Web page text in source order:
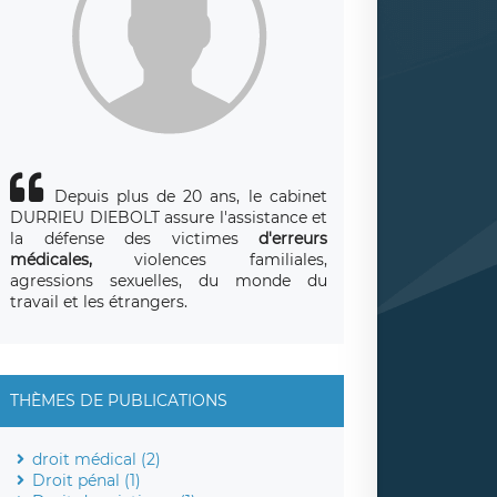
Depuis plus de 20 ans, le cabinet
DURRIEU DIEBOLT assure l'assistance et
la défense des victimesd'erreurs
médicales,violences familiales,
agressions sexuelles, du monde du
travail et les étrangers.
THÈMES DE PUBLICATIONS
droit médical (2)
Droit pénal (1)